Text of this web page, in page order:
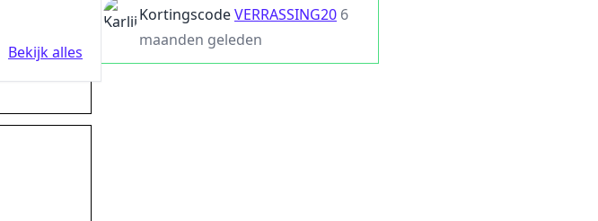
Bekijk alles
KortingscodeVERRASSING20 6
maanden geleden